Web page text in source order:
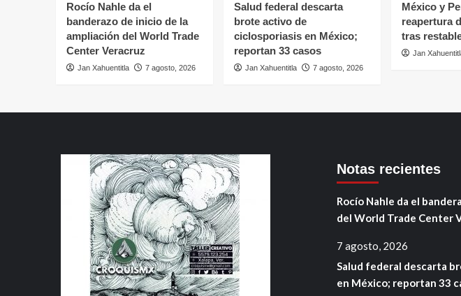
Rocío Nahle da el
banderazo de inicio de la
ampliación del World Trade
Center Veracruz
Jan Xahuentitla 7 agosto, 2026
Salud federal descarta
brote activo de
ciclosporiasis en México;
reportan 33 casos
Jan Xahuentitla 7 agosto, 2026
México y
reapertura
tras
Jan
Notas recientes
Rocío Nahle da el
del World Trade Center
7 agosto, 2026
Salud federal descarta
en México; reportan 33